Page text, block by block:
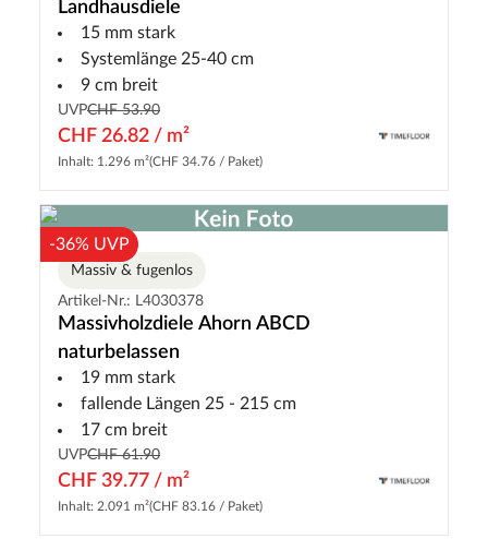
Landhausdiele
15 mm stark
Systemlänge 25-40 cm
9 cm breit
UVPCHF 53.90
CHF 26.82 / m²
Inhalt: 1.296 m²(CHF 34.76 / Paket)
-36% UVP
Massiv & fugenlos
Artikel-Nr.: L4030378
Massivholzdiele Ahorn ABCD
naturbelassen
19 mm stark
fallende Längen 25 - 215 cm
17 cm breit
UVPCHF 61.90
CHF 39.77 / m²
Inhalt: 2.091 m²(CHF 83.16 / Paket)